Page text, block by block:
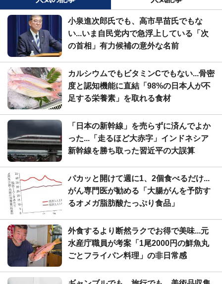
小泉進次郎氏でも、高市早苗氏でもな
い...いま自民党内で急浮上している「次
の首相」有力候補の意外な名前
カルシウムでもビタミンCでもない...骨密
度と認知機能に直結「98%の日本人が不
足する栄養素」を取れる食材
「日本の新幹線」を売らずに済んでよか
った...「走るほど大赤字」インドネシア
新幹線を勝ち取った習近平の大誤算
パカッと開けて週に1、2個食べるだけ...
がん専門医が勧める「大腸がんを予防す
るオメガ脂肪酸たっぷり食品」
外食するより断然ラクでお得で美味...元
水産庁職員が考案「1尾2000円の鮮魚丸
ごとフライパン料理」の非日常感